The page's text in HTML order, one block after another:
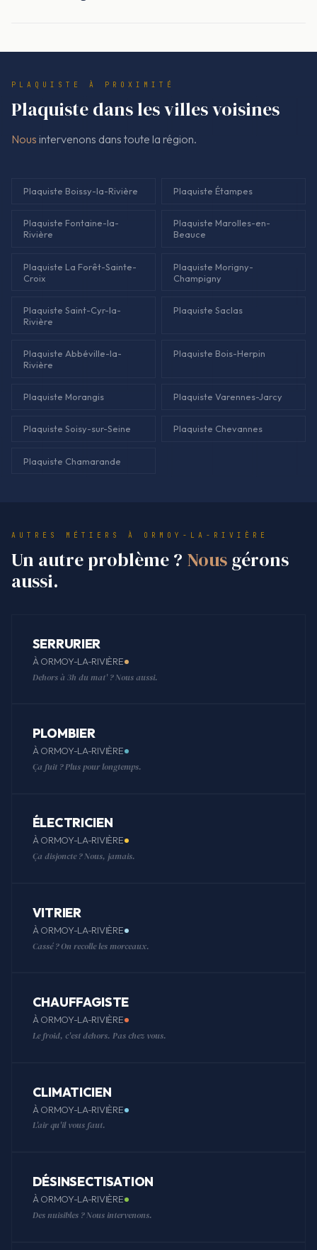
facturé correspond au devis validé. Pas de surprise. Pas de
PLAQUISTE À PROXIMITÉ
Plaquiste dans les villes voisines
Nous intervenons dans toute la région.
Plaquiste Boissy-la-Rivière Plaquiste Étampes
Plaquiste Fontaine-la-
Rivière
Plaquiste Marolles-en-
Beauce
Plaquiste La Forêt-Sainte-
Croix
Plaquiste Morigny-
Champigny
Plaquiste Saint-Cyr-la-
Rivière
Plaquiste Saclas
Plaquiste Abbéville-la-
Rivière
Plaquiste Bois-Herpin
Plaquiste Morangis Plaquiste Varennes-Jarcy
Plaquiste Soisy-sur-Seine Plaquiste Chevannes
Plaquiste Chamarande
AUTRES MÉTIERS À ORMOY-LA-RIVIÈRE
Un autre problème ? Nous gérons
aussi.
SERRURIER
À ORMOY-LA-RIVIÈRE
Dehors à 3h du mat' ? Nous aussi.
PLOMBIER
À ORMOY-LA-RIVIÈRE
Ça fuit ? Plus pour longtemps.
ÉLECTRICIEN
À ORMOY-LA-RIVIÈRE
Ça disjoncte ? Nous, jamais.
VITRIER
À ORMOY-LA-RIVIÈRE
Cassé ? On recolle les morceaux.
CHAUFFAGISTE
À ORMOY-LA-RIVIÈRE
Le froid, c'est dehors. Pas chez vous.
CLIMATICIEN
À ORMOY-LA-RIVIÈRE
L'air qu'il vous faut.
DÉSINSECTISATION
À ORMOY-LA-RIVIÈRE
Des nuisibles ? Nous intervenons.